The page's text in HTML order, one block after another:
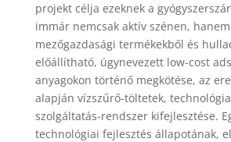
projekt célja ezeknek a
immár nemcsak aktív szénen,
mezőgazdasági termékekből és
előállítható, úgynevezett low-cost
anyagokon történő megkötése, az
alapján vízszűrő-töltetek,
szolgáltatás-rendszer kifejlesztése.
technológiai fejlesztés állapotának,